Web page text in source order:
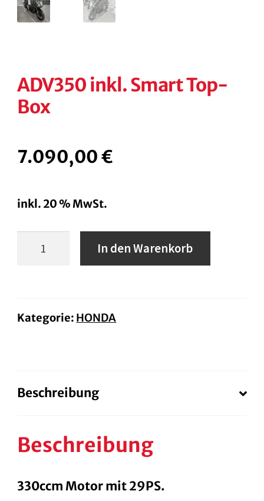
ADV350 inkl. Smart Top-
Box
7.090,00€
inkl. 20 % MwSt.
Box
In den Warenkorb
Kategorie: HONDA
Beschreibung
Beschreibung
330ccm Motor mit 29PS.